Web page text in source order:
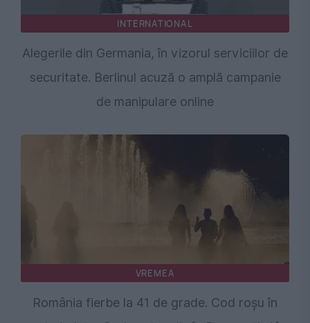
INTERNATIONAL
Alegerile din Germania, în vizorul serviciilor de
securitate. Berlinul acuză o amplă campanie
de manipulare online
VREMEA
România fierbe la 41 de grade. Cod roșu în